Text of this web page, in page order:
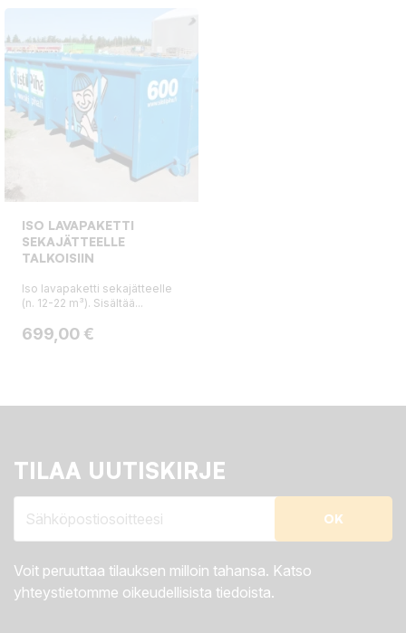
ISO LAVAPAKETTI
SEKAJÄTTEELLE
TALKOISIIN
Iso lavapaketti sekajätteelle
(n. 12-22 m³). Sisältää...
Hinta
699,00 €
TILAA UUTISKIRJE
Voit peruuttaa tilauksen milloin tahansa. Katso
yhteystietomme oikeudellisista tiedoista.